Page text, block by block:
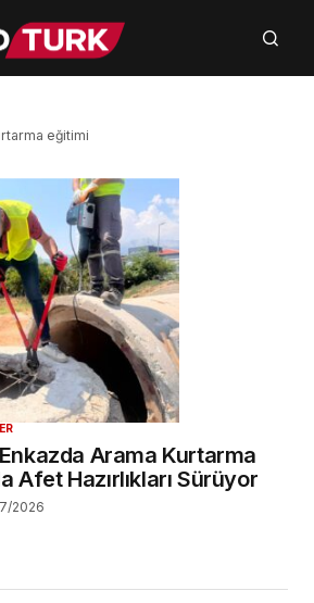
eğitimi
Arama Kurtarma
Afet Hazırlıkları Sürüyor
2026